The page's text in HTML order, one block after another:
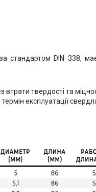
стандартом DIN 338,
твердості та
експлуатації